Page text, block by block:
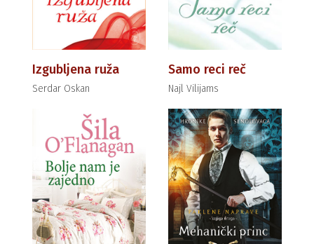
Izgubljena ruža
Serdar Oskan
Samo reci reč
Najl Vilijams